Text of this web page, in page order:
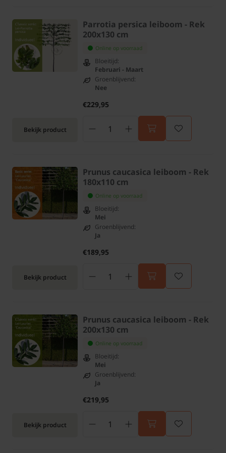
Bekijk product
Parrotia persica leiboom - Rek
200x130 cm
Online op voorraad
Bloeitijd:
Februari - Maart
Groenblijvend:
Nee
€229,95
Bekijk product
Prunus caucasica leiboom - Rek
180x110 cm
Online op voorraad
Bloeitijd:
Mei
Groenblijvend:
Ja
€189,95
Bekijk product
Prunus caucasica leiboom - Rek
200x130 cm
Online op voorraad
Bloeitijd:
Mei
Groenblijvend:
Ja
€219,95